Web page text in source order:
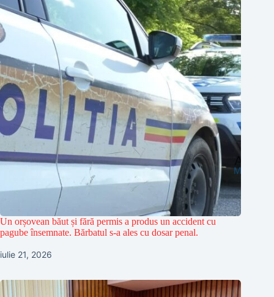
Un orșovean băut și fără permis a produs un accident cu
pagube însemnate. Bărbatul s-a ales cu dosar penal.
iulie 21, 2026